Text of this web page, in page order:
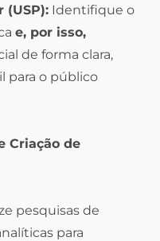
(USP): Identifique o
e, por isso,
de forma clara,
para o público
Criação de
pesquisas de
para